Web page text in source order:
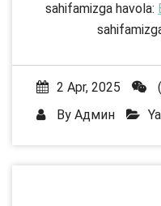
sahifamizga havola:
2 Apr, 2025
By Админ